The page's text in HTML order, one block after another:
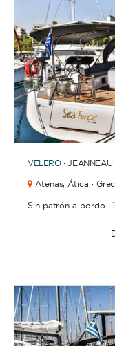
VELERO ·
Atenas, Ática ·
Sin patrón a bordo ·